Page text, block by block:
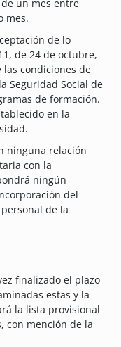
un mes entre
mes.
de lo
de 24 de octubre,
condiciones de
Seguridad Social de
de formación.
en la
ninguna relación
con la
ningún
del
de la
finalizado el plazo
estas y la
la lista provisional
con mención de la